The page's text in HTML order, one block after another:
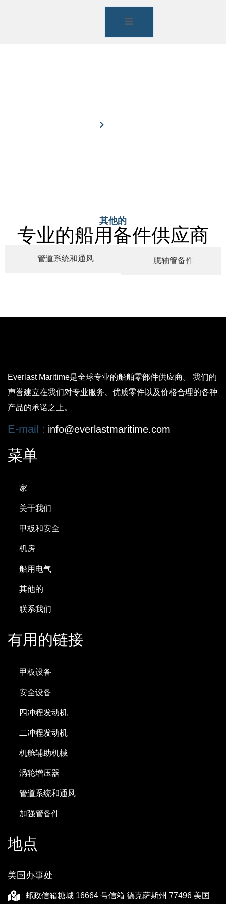
其他的
专业的船用备件供应商
管道系统和通风 艉轴管备件
Everlast Maritime是全球专业的船舶零部件供应商。 我们的
声誉建立在我们对专业服务、优质零件以及价格合理的各种
产品的承诺之上。
E-mail : info@everlastmaritime.com
菜单
家
关于我们
甲板和安全
机房
船用电气
其他的
联系我们
有用的链接
甲板设备
安全设备
四冲程发动机
二冲程发动机
机舱辅助机械
涡轮增压器
管道系统和通风
加强管备件
地点
美国办事处
邮政信箱糖城 16664 号信箱 德克萨斯州 77496 美国